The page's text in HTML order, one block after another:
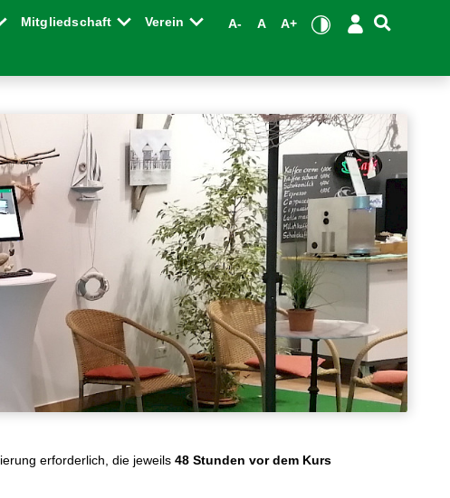
Mitgliedschaft Verein A- A A+
erforderlich, die jeweils48 Stunden vor dem Kurs